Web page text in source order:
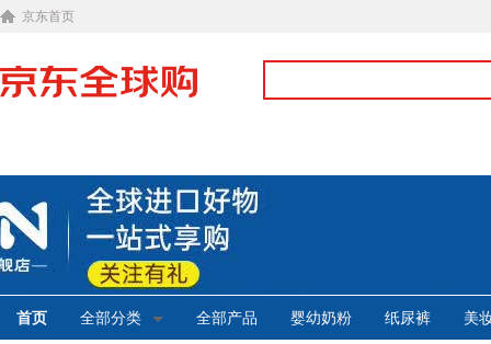
京东首页
首页 全部分类 全部产品 婴幼奶粉 纸尿裤 美